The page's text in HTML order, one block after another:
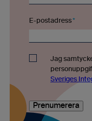
E-postadress*
Jag
Sveriges